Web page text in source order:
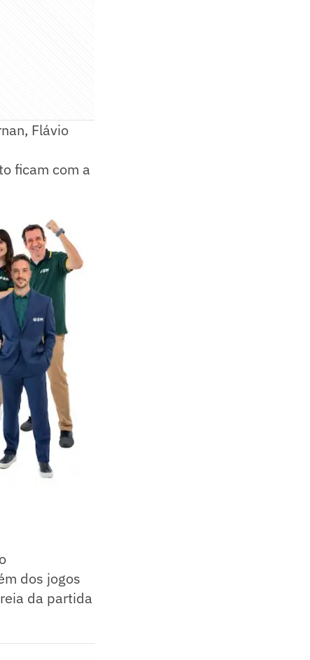
Flávio
ficam com a
dos jogos
da partida